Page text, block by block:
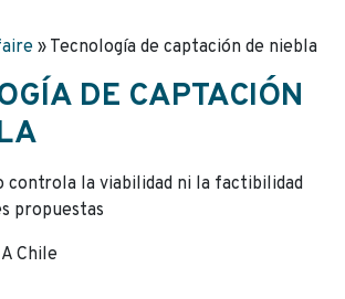
» Tecnología de captación de niebla
DE CAPTACIÓN
controla la viabilidad ni la factibilidad
propuestas
Chile